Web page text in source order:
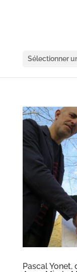
Sélectionner
Pascal Yonet,